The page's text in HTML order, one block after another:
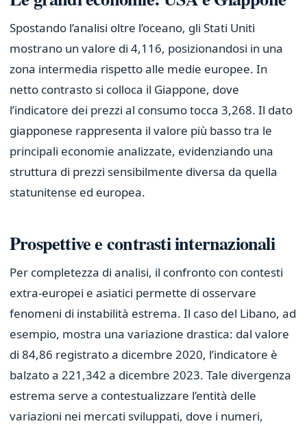
Spostando l’analisi oltre l’oceano, gli Stati Uniti
mostrano un valore di 4,116, posizionandosi in una
zona intermedia rispetto alle medie europee. In
netto contrasto si colloca il Giappone, dove
l’indicatore dei prezzi al consumo tocca 3,268. Il dato
giapponese rappresenta il valore più basso tra le
principali economie analizzate, evidenziando una
struttura di prezzi sensibilmente diversa da quella
statunitense ed europea.
Prospettive e contrasti internazionali
Per completezza di analisi, il confronto con contesti
extra-europei e asiatici permette di osservare
fenomeni di instabilità estrema. Il caso del Libano, ad
esempio, mostra una variazione drastica: dal valore
di 84,86 registrato a dicembre 2020, l’indicatore è
balzato a 221,342 a dicembre 2023. Tale divergenza
estrema serve a contestualizzare l’entità delle
variazioni nei mercati sviluppati, dove i numeri,